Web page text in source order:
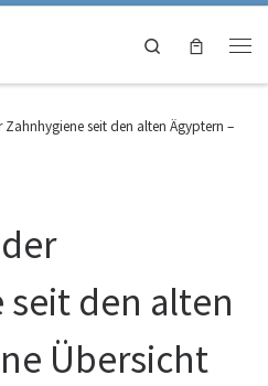
Search
seit den alten Ägyptern –
den alten
Übersicht